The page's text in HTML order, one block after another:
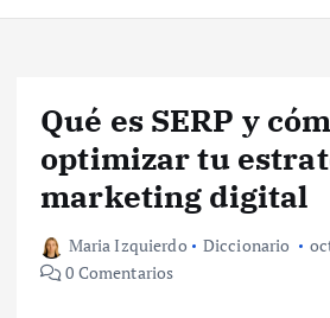
Qué es SERP y
optimizar tu
marketing digital
Maria Izquierdo Diccionario
0 Comentarios